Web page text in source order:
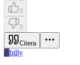
0
0
Citera
Bbilly